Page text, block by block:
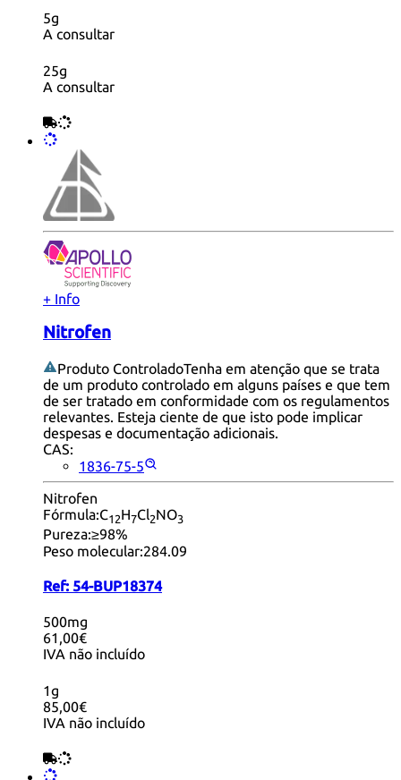
5g
A consultar
25g
A consultar
+ Info
Nitrofen
Produto ControladoTenha em atenção que se trata
de um produto controlado em alguns países e que tem
de ser tratado em conformidade com os regulamentos
relevantes. Esteja ciente de que isto pode implicar
despesas e documentação adicionais.
CAS:
1836-75-5
Nitrofen
Fórmula:C12H7Cl2NO3
Pureza:≥98%
Peso molecular:284.09
Ref: 54-BUP18374
500mg
61,00€
IVA não incluído
1g
85,00€
IVA não incluído